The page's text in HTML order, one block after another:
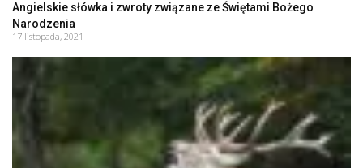
Angielskie słówka i zwroty związane ze Świętami Bożego
Narodzenia
17 listopada, 2021